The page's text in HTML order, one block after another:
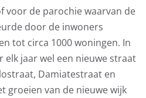
voor de parochie waarvan de
door de inwoners
tot circa 1000 woningen. In
elk jaar wel een nieuwe straat
Damiatestraat en
groeien van de nieuwe wijk